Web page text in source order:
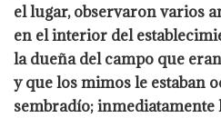
el lugar, observaron varios
en el interior del
la dueña del campo que
y que los mimos le estaban
sembradío;